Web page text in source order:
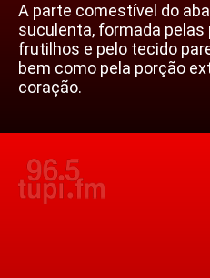
A parte comestível do
suculenta, formada pelas
frutilhos e pelo tecido
bem como pela porção
coração.